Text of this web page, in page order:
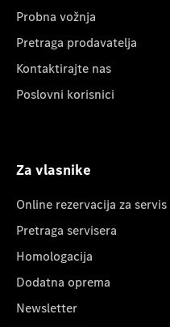
Probna vožnja
Pretraga prodavatelja
Kontaktirajte nas
Poslovni korisnici
Za vlasnike
Online rezervacija za servis
Pretraga servisera
Homologacija
Dodatna oprema
Newsletter